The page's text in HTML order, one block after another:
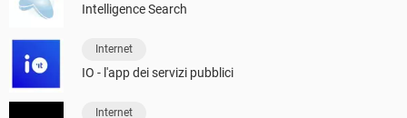
Intelligence Search
Internet
IO - l'app dei servizi pubblici
Internet